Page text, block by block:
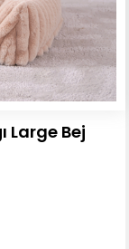
Large Bej